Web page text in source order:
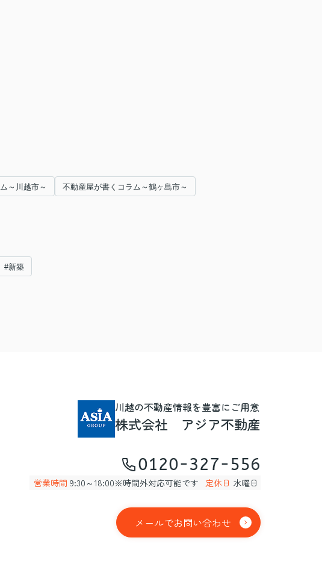
～川越市～ 不動産屋が書くコラム～鶴ヶ島市～
#新築
川越の不動産情報を豊富にご用意
株式会社 アジア不動産
0120-327-556
営業時間 9:30～18:00※時間外対応可能です 定休日 水曜日
メールでお問い合わせ